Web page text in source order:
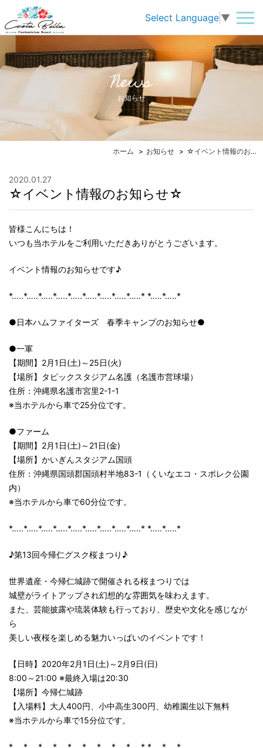
Select Language ▼
News
お知らせ
ホーム お知らせ ☆イベント情報のお知らせ☆
2020.01.27
☆イベント情報のお知らせ☆
皆様こんにちは！
いつも当ホテルをご利用いただきありがとうございます。
イベント情報のお知らせです♪
*…..*…..*…..*…..*…..*…..*…..*…..*…..* *…..*…..*
●日本ハムファイターズ 春季キャンプのお知らせ●
●一軍
【期間】2月1日(土)～25日(火)
【場所】タピックスタジアム名護（名護市営球場）
住所：沖縄県名護市宮里2-1-1
※当ホテルから車で25分位です。
●ファーム
【期間】2月1日(土)～21日(金)
【場所】かいぎんスタジアム国頭
住所：沖縄県国頭郡国頭村半地83-1（くいなエコ・スポレク公園
内）
※当ホテルから車で60分位です。
*…..*…..*…..*…..*…..*…..*…..*…..*…..* *…..*…..*
♪第13回今帰仁グスク桜まつり♪
世界遺産・今帰仁城跡で開催される桜まつりでは
城壁がライトアップされ幻想的な雰囲気を味わえます。
また、芸能披露や琉装体験も行っており、歴史や文化を感じなが
ら
美しい夜桜を楽しめる魅力いっぱいのイベントです！
【日時】2020年2月1日(土)～2月9日(日)
8:00～21:00 ※最終入場は20:30
【場所】今帰仁城跡
【入場料】大人400円、小中高生300円、幼稚園生以下無料
※当ホテルから車で15分位です。